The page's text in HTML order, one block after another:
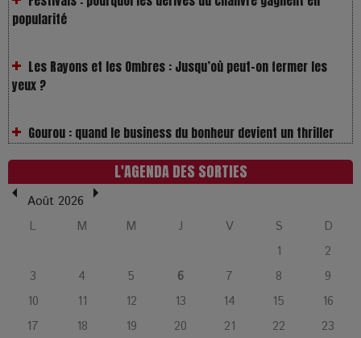
Les Rayons et les Ombres : Jusqu’où peut-on fermer les
Gourou : quand le business du bonheur devient un thriller
LOL 2.0 : aimer, grandir et se comprendre à l’ère des
réseaux
L’Affaire Bojarski : entre faux billets et vraie tragédie
humaine
L’or blanc à la croisée des chemins : Rumilly interroge
l’avenir de la montagne française
L'AGENDA DES SORTIES
Août 2026
L
M M J V S
D
1
2
3
4 5 6 7 8
9
10
11 12 13 14 15
16
17
18 19 20 21 22 23